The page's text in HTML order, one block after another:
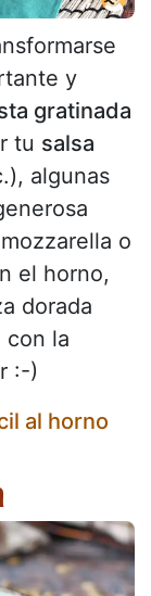
y
gratinada
tu salsa
algunas
o
el horno,
dorada
con la
:-)
al horno